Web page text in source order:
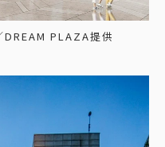
PLAZA提供